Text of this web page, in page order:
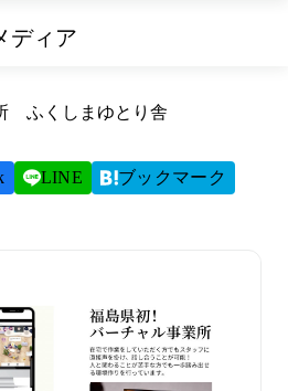
ディア
ふくしまゆとり舎
LINE
ブックマーク